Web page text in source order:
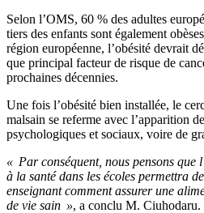
Selon l’OMS, 60 % des adultes
tiers des enfants sont également
région européenne, l’obésité devrait
que principal facteur de risque de
prochaines décennies.
Une fois l’obésité bien installée, le
malsain se referme avec l’apparition
psychologiques et sociaux, voire de
« Par conséquent, nous pensons que
à la santé dans les écoles permettra
enseignant comment assurer une
de vie sain », a conclu M. Ciuhodaru.